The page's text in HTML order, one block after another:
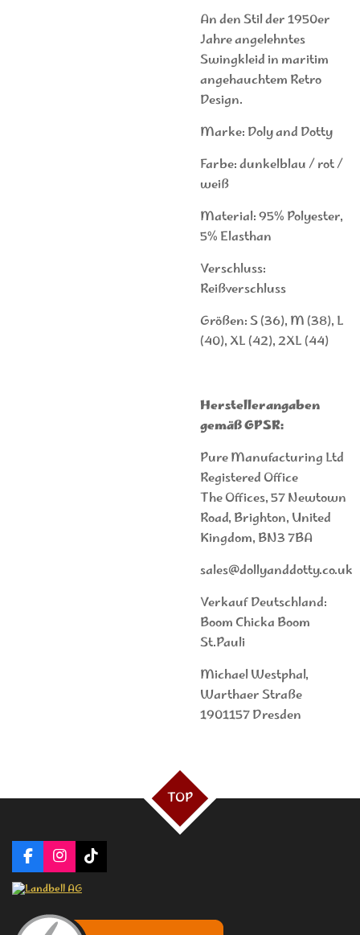
An den Stil der 1950er
Jahre angelehntes
Swingkleid in maritim
angehauchtem Retro
Design.
Marke: Doly and Dotty
Farbe: dunkelblau / rot /
weiß
Material: 95% Polyester,
5% Elasthan
Verschluss:
Reißverschluss
Größen: S (36), M (38), L
(40), XL (42), 2XL (44)
Herstellerangaben
gemäß GPSR:
Pure Manufacturing Ltd
Registered Office
The Offices, 57 Newtown
Road, Brighton, United
Kingdom, BN3 7BA
sales@dollyanddotty.co.uk
Verkauf Deutschland:
Boom Chicka Boom
St.Pauli
Michael Westphal,
Warthaer Straße
1901157 Dresden
TOP
F
a
c
b
I
n
s
a
T
i
o